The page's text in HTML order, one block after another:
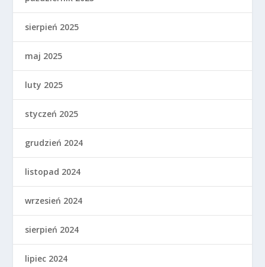
sierpień 2025
maj 2025
luty 2025
styczeń 2025
grudzień 2024
listopad 2024
wrzesień 2024
sierpień 2024
lipiec 2024